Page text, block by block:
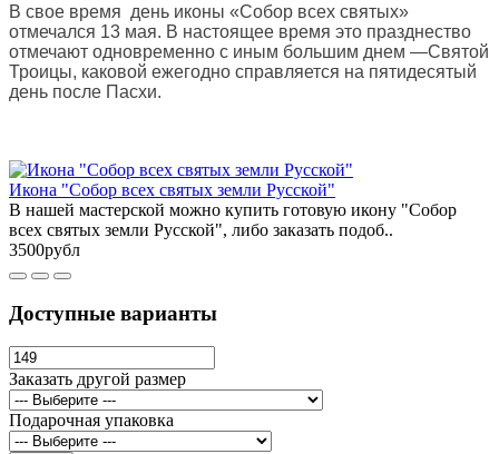
В свое время день иконы «Собор всех святых»
отмечался 13 мая. В настоящее время это празднество
отмечают одновременно с иным большим днем —Святой
Троицы, каковой ежегодно справляется на пятидесятый
день после Пасхи.
Икона "Собор всех святых земли Русской"
В нашей мастерской можно купить готовую икону "Собор
всех святых земли Русской", либо заказать подоб..
3500рубл
Доступные варианты
Заказать другой размер
Подарочная упаковка